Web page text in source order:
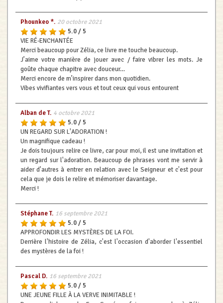
Phounkeo *. 20 octobre 2021
5.0 / 5
VIE RÉ-ENCHANTÉE
Merci beaucoup pour Zélia, ce livre me touche beaucoup.
J’aime votre manière de jouer avec / faire vibrer les mots. Je
goûte chaque chapitre avec douceur…
Merci encore de m’inspirer dans mon quotidien.
Vibes vivifiantes vers vous et tout ceux qui vous entourent
Alban de T. 4 octobre 2021
5.0 / 5
UN REGARD SUR L'ADORATION !
Un magnifique cadeau !
Je dois toujours relire ce livre, car pour moi, il est une invitation et
un regard sur l'adoration. Beaucoup de phrases vont me servir à
aider d'autres à entrer en relation avec le Seigneur et c'est pour
cela que je dois le relire et mémoriser davantage.
Merci !
Stéphane T. 16 septembre 2021
5.0 / 5
APPROFONDIR LES MYSTÈRES DE LA FOI.
Derrière l'histoire de Zélia, c'est l'occasion d'aborder l'essentiel
des mystères de la foi !
Pascal D. 16 septembre 2021
5.0 / 5
UNE JEUNE FILLE À LA VERVE INIMITABLE !